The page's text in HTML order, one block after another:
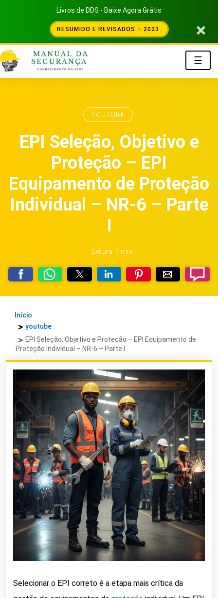
Livros de DDS - Baixe Agora Grátis
RESUMIDO E REVISADOS – 2023
☰
YOUTUBE
EPI Seleção, Objetivo e
Proteção – EPI
Equipamento de Proteção
Individual – NR-6 – Parte
I
Leitura: 4 min
Início
youtube
EPI Seleção, Objetivo e Proteção – EPI Equipamento de
Proteção Individual – NR-6 – Parte I
Selecionar o EPI correto é a etapa mais crítica da